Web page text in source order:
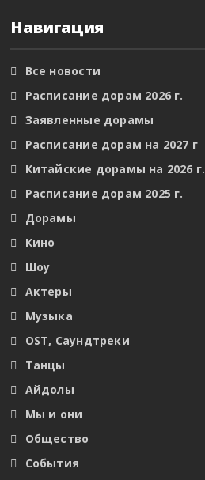
Навигация
Все новости
Расписание дорам 2026 г.
Заявленные дорамы
Расписание дорам на 2027 г
Китайские дорамы на 2026 г.
Расписание дорам 2025 г.
Дорамы
Кино
Шоу
Актеры
Музыка
OST, Саундтреки
Танцы
Айдолы
Мы и они
Общество
События